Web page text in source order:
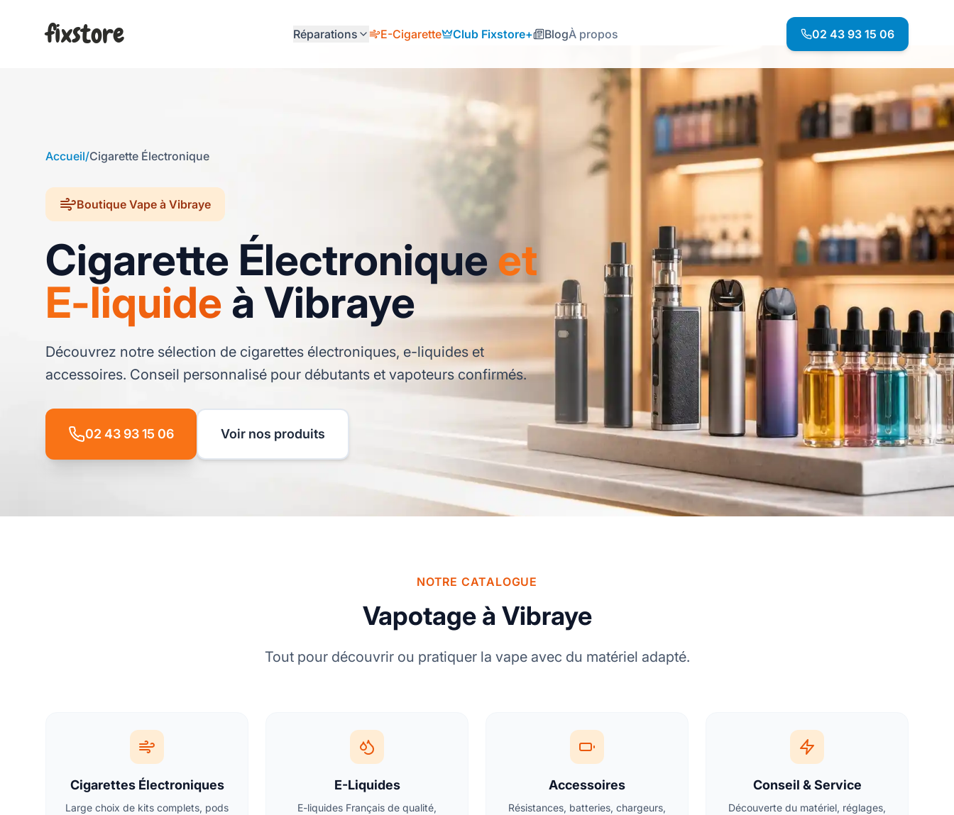
fixstore Réparations E-Cigarette Club Fixstore+ BlogÀ propos 02 43 93 15 06
Accueil/Cigarette Électronique
Boutique Vape à Vibraye
Cigarette Électronique et
E-liquide à Vibraye
Découvrez notre sélection de cigarettes électroniques, e-liquides et
accessoires. Conseil personnalisé pour débutants et vapoteurs confirmés.
02 43 93 15 06 Voir nos produits
NOTRE CATALOGUE
Vapotage à Vibraye
Tout pour découvrir ou pratiquer la vape avec du matériel adapté.
Cigarettes Électroniques
Large choix de kits complets, pods
E-Liquides
E-liquides Français de qualité,
Accessoires
Résistances, batteries, chargeurs,
Conseil & Service
Découverte du matériel, réglages,